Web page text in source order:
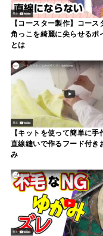
【コースター製作】コース
角っこを綺麗に尖らせるポ
とは
【キットを使って簡単に手
直線縫いで作るフード付き
み